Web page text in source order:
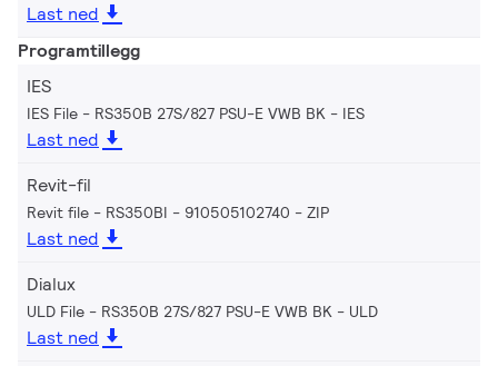
Last ned
Programtillegg
IES
IES File - RS350B 27S/827 PSU-E VWB BK IES
Last ned
Revit-fil
Revit file - RS350BI - 910505102740 ZIP
Last ned
Dialux
ULD File - RS350B 27S/827 PSU-E VWB BK ULD
Last ned